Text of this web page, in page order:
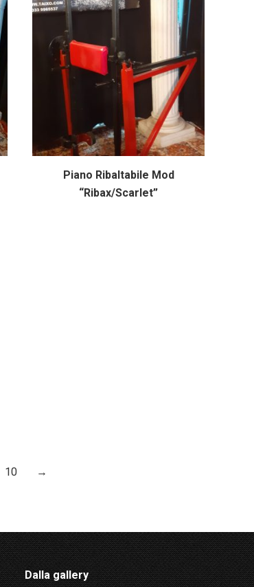
Piano Ribaltabile Mod
“Ribax/Scarlet”
10 →
Dalla gallery